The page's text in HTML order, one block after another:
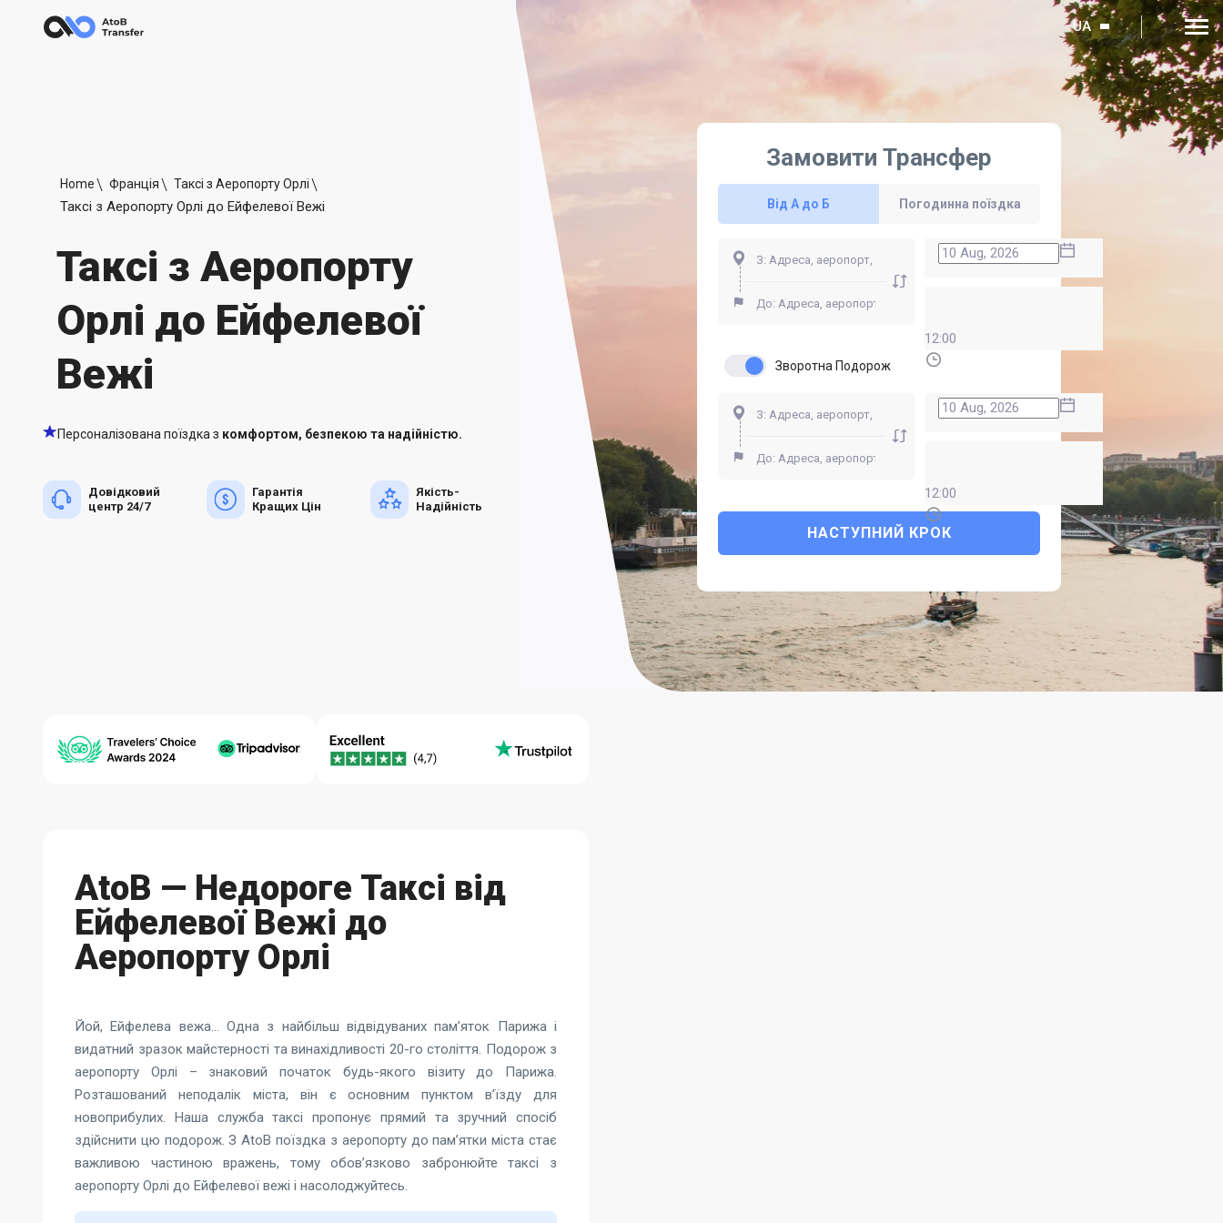
UA
Home Франція Таксі з Аеропорту Орлі
Таксі з Аеропорту Орлі до Ейфелевої Вежі
Таксі з Аеропорту
Орлі до Ейфелевої
Вежі
Персоналізована поїздка з комфортом, безпекою та надійністю.
Довідковий
центр 24/7
Гарантія
Кращих Цін
Якість-
Надійність
Замовити Трансфер
Від А до Б Погодинна поїздка
12:00
Зворотна Подорож
12:00
НАСТУПНИЙ КРОК
AtoB — Недороге Таксі від
Ейфелевої Вежі до
Аеропорту Орлі
Йой, Ейфелева вежа… Одна з найбільш відвідуваних пам’яток Парижа і
видатний зразок майстерності та винахідливості 20-го століття. Подорож з
аеропорту Орлі – знаковий початок будь-якого візиту до Парижа.
Розташований неподалік міста, він є основним пунктом в’їзду для
новоприбулих. Наша служба таксі пропонує прямий та зручний спосіб
здійснити цю подорож. З AtoB поїздка з аеропорту до пам’ятки міста стає
важливою частиною вражень, тому обов’язково забронюйтетаксі з
аеропорту Орлі до Ейфелевої вежі і насолоджуйтесь.